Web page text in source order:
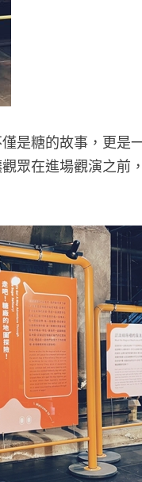
是糖的故事，更是
眾在進場觀演之前